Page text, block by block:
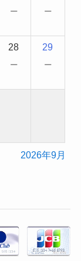
− −
28
−
29
−
2026年9月